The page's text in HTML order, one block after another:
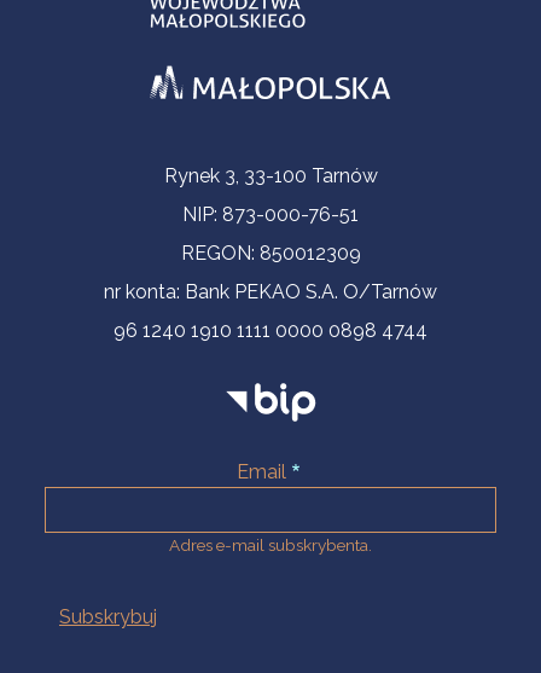
Informacje kontaktoweRynek 3, 33-100 Tarnów
NIP: 873-000-76-51
REGON: 850012309
nr konta: Bank PEKAO S.A. O/Tarnów
96 1240 1910 1111 0000 0898 4744
Email
Adres e-mail subskrybenta.